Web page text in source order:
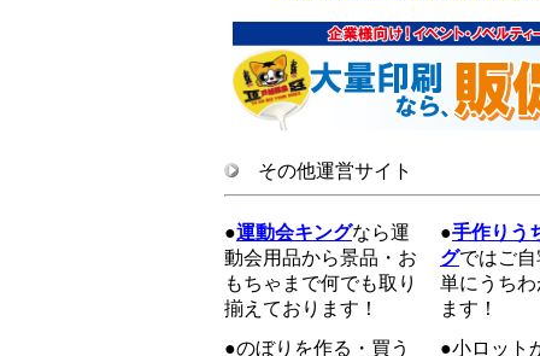
その他運営サイト
●運動会キングなら運
動会用品から景品・お
もちゃまで何でも取り
揃えております！
●手作りう
グではご
単にうち
ます！
●のぼりを作る・買う
●小ロット